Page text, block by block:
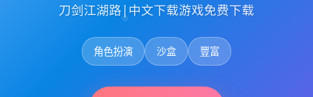
刀剑江湖路|中文下载游戏免费下载
角色扮演 沙盒 豐富